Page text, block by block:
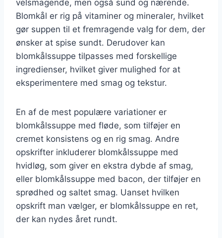
velsmagende, men også sund og nærende.
Blomkål er rig på vitaminer og mineraler, hvilket
gør suppen til et fremragende valg for dem, der
ønsker at spise sundt. Derudover kan
blomkålssuppe tilpasses med forskellige
ingredienser, hvilket giver mulighed for at
eksperimentere med smag og tekstur.
En af de mest populære variationer er
blomkålssuppe med fløde, som tilføjer en
cremet konsistens og en rig smag. Andre
opskrifter inkluderer blomkålssuppe med
hvidløg, som giver en ekstra dybde af smag,
eller blomkålssuppe med bacon, der tilføjer en
sprødhed og saltet smag. Uanset hvilken
opskrift man vælger, er blomkålssuppe en ret,
der kan nydes året rundt.